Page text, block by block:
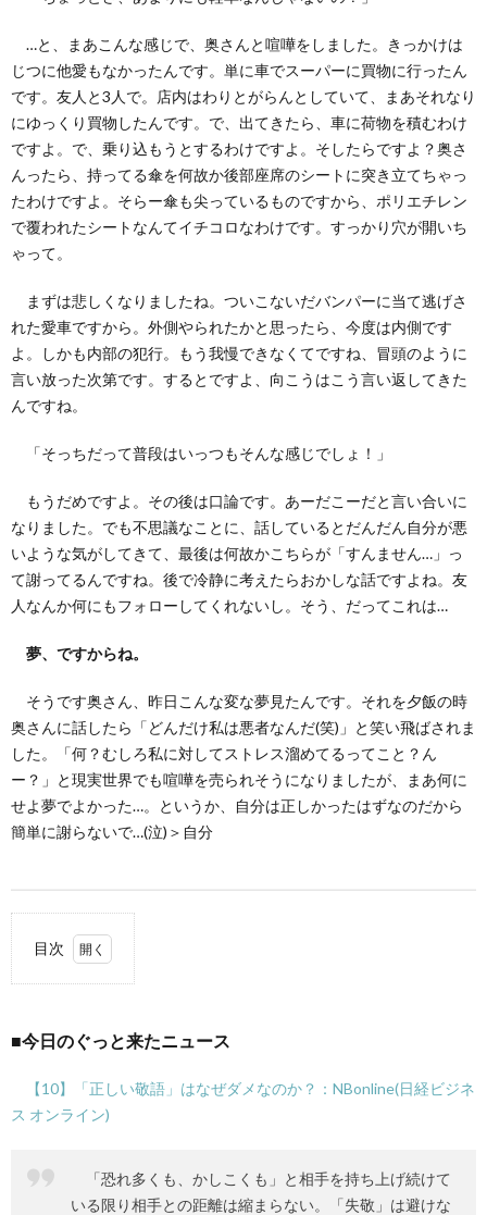
に
つ
い
て
…と、まあこんな感じで、奥さんと喧嘩をしました。きっかけは
じつに他愛もなかったんです。単に車でスーパーに買物に行ったん
です。友人と3人で。店内はわりとがらんとしていて、まあそれなり
にゆっくり買物したんです。で、出てきたら、車に荷物を積むわけ
ですよ。で、乗り込もうとするわけですよ。そしたらですよ？奥さ
んったら、持ってる傘を何故か後部座席のシートに突き立てちゃっ
たわけですよ。そらー傘も尖っているものですから、ポリエチレン
で覆われたシートなんてイチコロなわけです。すっかり穴が開いち
ゃって。
まずは悲しくなりましたね。ついこないだバンパーに当て逃げさ
れた愛車ですから。外側やられたかと思ったら、今度は内側です
よ。しかも内部の犯行。もう我慢できなくてですね、冒頭のように
言い放った次第です。するとですよ、向こうはこう言い返してきた
んですね。
「そっちだって普段はいっつもそんな感じでしょ！」
もうだめですよ。その後は口論です。あーだこーだと言い合いに
なりました。でも不思議なことに、話しているとだんだん自分が悪
いような気がしてきて、最後は何故かこちらが「すんません…」っ
て謝ってるんですね。後で冷静に考えたらおかしな話ですよね。友
人なんか何にもフォローしてくれないし。そう、だってこれは…
夢、ですからね。
そうです奥さん、昨日こんな変な夢見たんです。それを夕飯の時
奥さんに話したら「どんだけ私は悪者なんだ(笑)」と笑い飛ばされま
した。「何？むしろ私に対してストレス溜めてるってこと？ん
ー？」と現実世界でも喧嘩を売られそうになりましたが、まあ何に
せよ夢でよかった…。というか、自分は正しかったはずなのだから
簡単に謝らないで…(泣)＞自分
目次
1.
ぐっ
たニ
ュー
ス
■近
■今日のぐっと来たニュース
【10】「正しい敬語」はなぜダメなのか？：NBonline(日経ビジネ
ス オンライン)
「恐れ多くも、かしこくも」と相手を持ち上げ続けて
いる限り相手との距離は縮まらない。「失敬」は避けな